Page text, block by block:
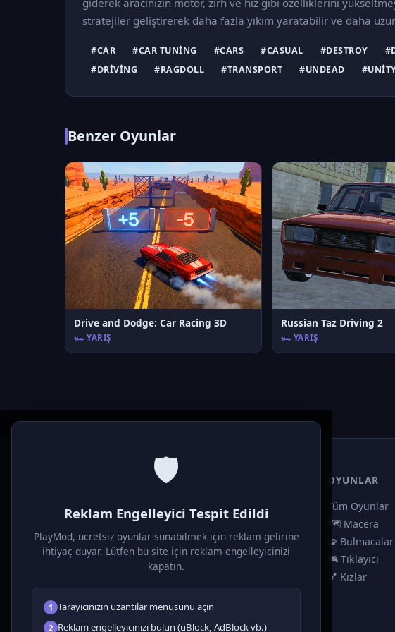
giderek aracınızın motor, zırh ve hız gibi özelliklerini
stratejiler geliştirerek daha fazla yıkım yaratabilir ve daha
#CAR #CAR TUNING #CARS #CASUAL #DESTROY
#DRIVING
#RAGDOLL #TRANSPORT #UNDEAD
Benzer Oyunlar
Drive and Dodge: Car Racing 3D
🏎️ YARIŞ
Russian Taz Driving 2
🏎️ YARIŞ
🛡️
Reklam Engelleyici Tespit Edildi
PlayMod, ücretsiz oyunlar sunabilmek için reklam gelirine
ihtiyaç duyar. Lütfen bu site için reklam engelleyicinizi
kapatın.
1 Tarayıcınızın uzantılar menüsünü açın
2 Reklam engelleyicinizi bulun (uBlock, AdBlock vb.)
Ücretsiz online HTML5 oyunlar! Aksiyon, bulmaca, spor ve
OYUNLAR
Tüm Oyunlar
🗺️ Macera
🧩 Bulmacalar
🎮 Tıklayıcı
💅 Kızlar